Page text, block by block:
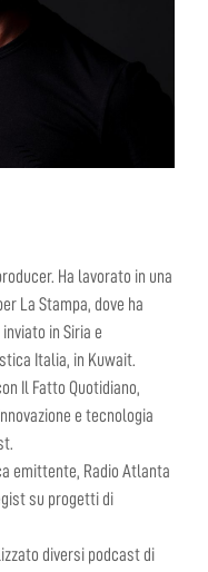
Ha lavorato in una
La Stampa, dove ha
in Siria e
Italia, in Kuwait.
Il Fatto Quotidiano,
e tecnologia
emittente, Radio Atlanta
su progetti di
diversi podcast di